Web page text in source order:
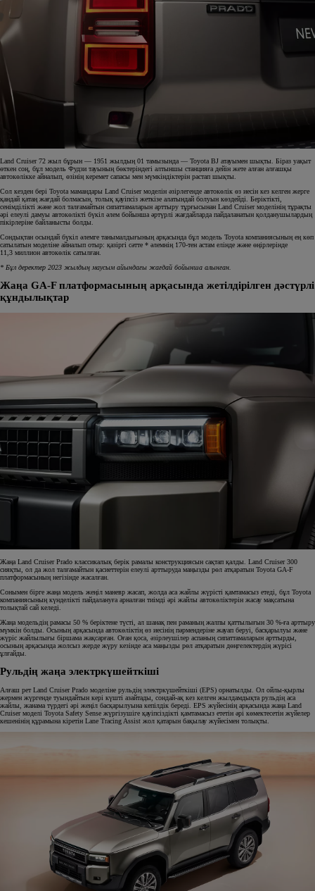
Land Cruiser 72 жыл бұрын — 1951 жылдың 01 тамызында — Toyota BJ атауымен шықты. Біраз уақыт
өткен соң, бұл модель Фудзи тауының бөктеріндегі алтыншы станцияға дейін жете алған алғашқы
автокөлікке айналып, өзінің керемет сапасы мен мүмкіндіктерін растап шықты.
Сол кезден бері Toyota мамандары Land Cruiser моделін әзірлегенде автокөлік өз иесін кез келген жерге
қандай қатаң жағдай болмасын, толық қауіпсіз жеткізе алатындай болуын көздейді. Беріктікті,
сенімділікті және жол талғамайтын сипаттамаларын арттыру тұрғысынан Land Cruiser моделінің тұрақты
әрі елеулі дамуы автокөлікті бүкіл әлем бойынша әртүрлі жағдайларда пайдаланатын қолданушылардың
пікірлеріне байланысты болды.
Сондықтан осындай бүкіл әлемге танымалдығының арқасында бұл модель Toyota компаниясының ең көп
сатылатын моделіне айналып отыр: қазіргі сәтте * әлемнің 170-тен астам елінде және өңірлерінде
11,3 миллион автокөлік сатылған.
* Бұл деректер 2023 жылдың маусым айындағы жағдай бойынша алынған.
Жаңа GA-F платформасының арқасында жетілдірілген дәстүрлі
құндылықтар
Жаңа Land Cruiser Prado классикалық берік рамалы конструкциясын сақтап қалды. Land Cruiser 300
сияқты, ол да жол талғамайтын қасиеттерін елеулі арттыруда маңызды рөл атқаратын Toyota GA-F
платформасының негізінде жасалған.
Сонымен бірге жаңа модель жеңіл маневр жасап, жолда аса жайлы жүрісті қамтамасыз етеді, бұл Toyota
компаниясының күнделікті пайдалануға арналған тиімді әрі жайлы автокөліктерін жасау мақсатына
толықтай сай келеді.
Жаңа модельдің рамасы 50 % беріктене түсті, ал шанақ пен раманың жалпы қаттылығын 30 %-ға арттыру
мүмкін болды. Осының арқасында автокөліктің өз иесінің пәрмендеріне жауап беруі, басқарылуы және
жүріс жайлылығы біршама жақсарған. Оған қоса, әзірлеушілер аспаның сипаттамаларын арттырды,
осының арқасында жолсыз жерде жүру кезінде аса маңызды рөл атқаратын дөңгелектердің жүрісі
ұлғайды.
Рульдің жаңа электркүшейткіші
Алғаш рет Land Cruiser Prado моделіне рульдің электркүшейткіші (EPS) орнатылды. Ол ойлы-қырлы
жермен жүргенде туындайтын кері күшті азайтады, сондай-ақ кез келген жылдамдықта рульдің аса
жайлы, жанама түрдегі әрі жеңіл басқарылуына кепілдік береді. EPS жүйесінің арқасында жаңа Land
Cruiser моделі Toyota Safety Sense жүргізушіге қауіпсіздікті қамтамасыз ететін әрі көмектесетін жүйелер
кешенінің құрамына кіретін Lane Tracing Assist жол қатарын бақылау жүйесімен толықты.